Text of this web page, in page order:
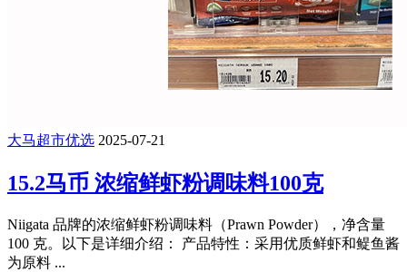
大马超市优选 2025-07-21
15.2马币 浓缩鲜虾粉调味料100克
Niigata 品牌的浓缩鲜虾粉调味料（Prawn Powder），净含量
100 克。以下是详细介绍： 产品特性：采用优质鲜虾和鳀鱼酱
为原料 ...